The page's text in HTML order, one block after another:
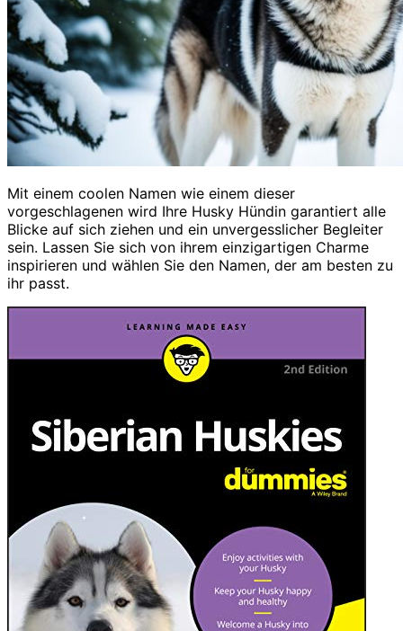
Mit einem coolen Namen wie einem dieser
vorgeschlagenen wird Ihre Husky Hündin garantiert alle
Blicke auf sich ziehen und ein unvergesslicher Begleiter
sein. Lassen Sie sich von ihrem einzigartigen Charme
inspirieren und wählen Sie den Namen, der am besten zu
ihr passt.